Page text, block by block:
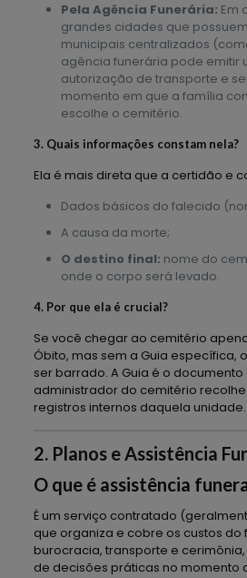
Pela Agência Funerária: Em
grandes cidades que
municipais centralizados
agência funerária pode emitir
autorização de transporte e
momento em que a família
escolhe o cemitério.
3. Quais informações constam nela?
Ela é mais direta que a certidão e
Dados básicos do falecido
A causa da morte;
O destino final: nome do
onde o corpo será levado.
4. Por que ela é crucial?
Se você chegar ao cemitério
Óbito, mas sem a Guia específica,
ser barrado. A Guia é o
administrador do cemitério
registros internos daquela unidade.
2. Planos e Assistência
O que é assistência
É um serviço contratado
que organiza e cobre os custos do
burocracia, transporte e
de decisões práticas no momento